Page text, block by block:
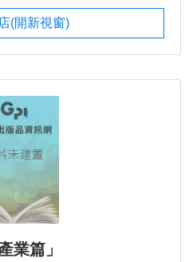
(開新視窗)
業篇」